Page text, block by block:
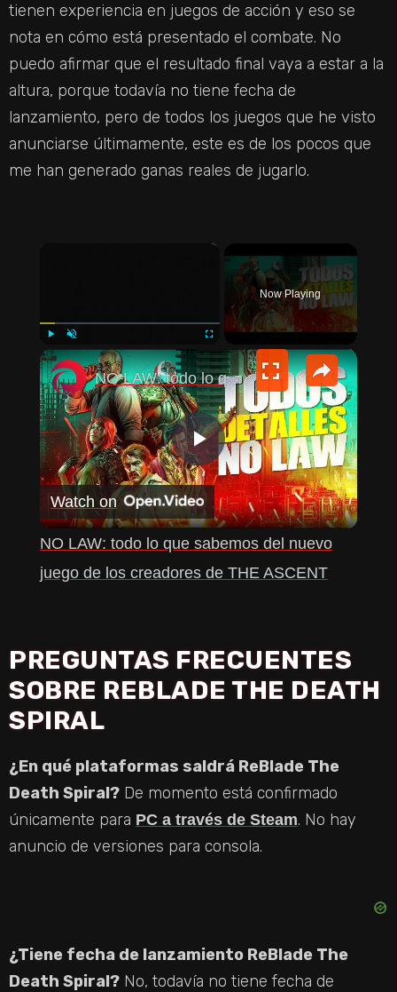
tienen experiencia en juegos de acción y eso se
nota en cómo está presentado el combate. No
puedo afirmar que el resultado final vaya a estar a la
altura, porque todavía no tiene fecha de
lanzamiento, pero de todos los juegos que he visto
anunciarse últimamente, este es de los pocos que
me han generado ganas reales de jugarlo.
×
PLAY UNMUTE FULLSCREEN
Now Playing
×
P
L
A
V
D
E
NO LAW: todo lo que sabemos del nuevo juego de los creadores de THE ASCENT
Watch on
NO LAW: todo lo que sabemos del nuevo
juego de los creadores de THE ASCENT
PREGUNTAS FRECUENTES
SOBRE REBLADE THE DEATH
SPIRAL
¿En qué plataformas saldrá ReBlade The
Death Spiral? De momento está confirmado
únicamente para PC a través de Steam. No hay
anuncio de versiones para consola.
¿Tiene fecha de lanzamiento ReBlade The
Death Spiral? No, todavía no tiene fecha de